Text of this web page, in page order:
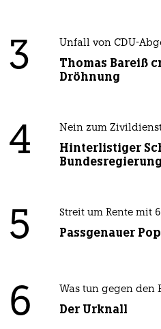
3 Unfall von CDU-
Thomas Bareiß
Dröhnung
4 Nein zum
Hinterlistiger
Bundesregierung
5 Streit um Rente mit
Passgenauer
6 Was tun gegen den
Der Urknall